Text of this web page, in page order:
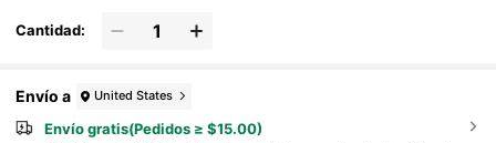
Cantidad:
Envío a United States
Envío gratis(Pedidos ≥ $15.00)